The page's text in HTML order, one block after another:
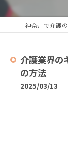
介護業界の
の方法
2025/03/13